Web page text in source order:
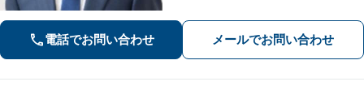
事件は早急にご相談ください。【相続
事件もお任せください】遺産分割協
議・調停／遺留分／遺言書作成など幅
広く対応
電話でお問い合わせ メールでお問い合わせ